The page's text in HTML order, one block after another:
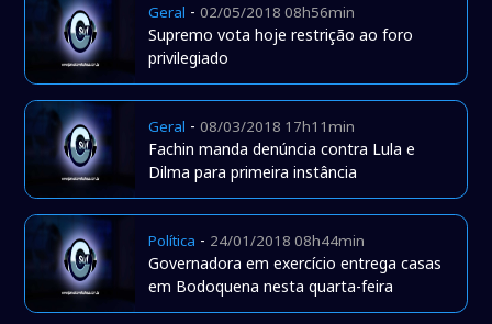
Geral -02/05/2018 08h56min
Supremo vota hoje restrição ao foro
privilegiado
Geral -08/03/2018 17h11min
Fachin manda denúncia contra Lula e
Dilma para primeira instância
Política - 24/01/2018 08h44min
Governadora em exercício entrega casas
em Bodoquena nesta quarta-feira